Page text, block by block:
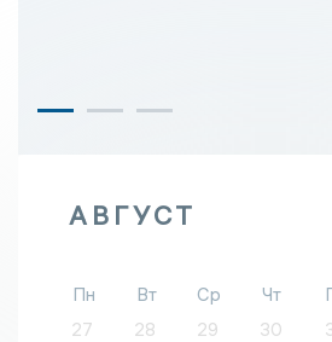
АВГУСТ
Пн Вт Ср Чт
27
28 29 30